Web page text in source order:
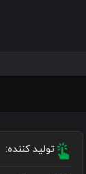
تولید کننده: